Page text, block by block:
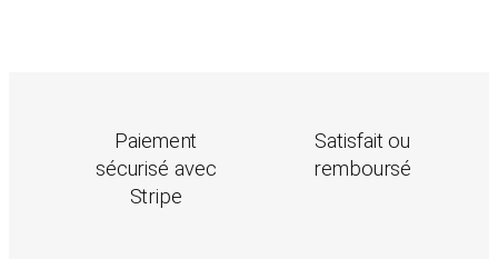
Paiement
sécurisé avec
Stripe
Satisfait ou
remboursé